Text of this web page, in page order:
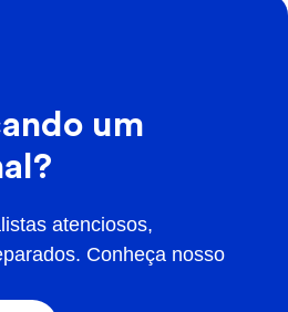
um
atenciosos,
Conheça nosso